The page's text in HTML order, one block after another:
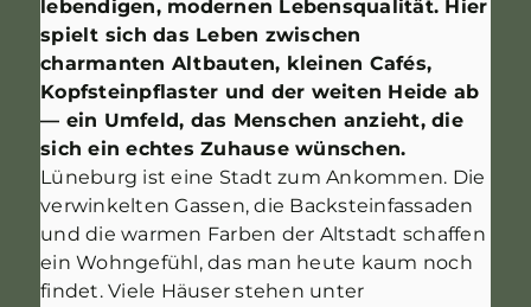
lebendigen, modernen Lebensqualität. Hier
spielt sich das Leben zwischen
charmanten Altbauten, kleinen Cafés,
Kopfsteinpflaster und der weiten Heide ab
— ein Umfeld, das Menschen anzieht, die
sich ein echtes Zuhause wünschen.
Lüneburg ist eine Stadt zum Ankommen. Die
verwinkelten Gassen, die Backsteinfassaden
und die warmen Farben der Altstadt schaffen
ein Wohngefühl, das man heute kaum noch
findet. Viele Häuser stehen unter